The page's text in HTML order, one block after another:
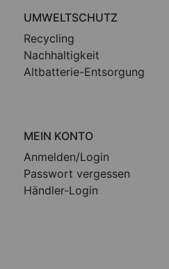
UMWELTSCHUTZ
Recycling
Nachhaltigkeit
Altbatterie-Entsorgung
MEIN KONTO
Anmelden/Login
Passwort vergessen
Händler-Login